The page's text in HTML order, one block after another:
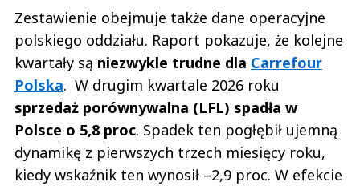
Zestawienie obejmuje także dane operacyjne
polskiego oddziału. Raport pokazuje, że kolejne
kwartały są niezwykle trudne dla Carrefour
Polska. W drugim kwartale 2026 roku
sprzedaż porównywalna (LFL) spadła w
Polsce o 5,8 proc. Spadek ten pogłębił ujemną
dynamikę z pierwszych trzech miesięcy roku,
kiedy wskaźnik ten wynosił –2,9 proc. W efekcie